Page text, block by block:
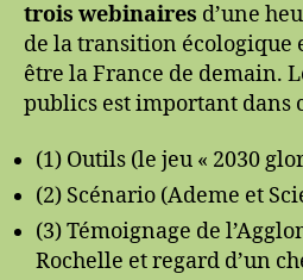
trois webinaires d’une
de la transition écologique
être la France de demain.
publics est important dans
(1) Outils (le jeu « 2030
(2) Scénario (Ademe et
(3) Témoignage de
Rochelle et regard d’un